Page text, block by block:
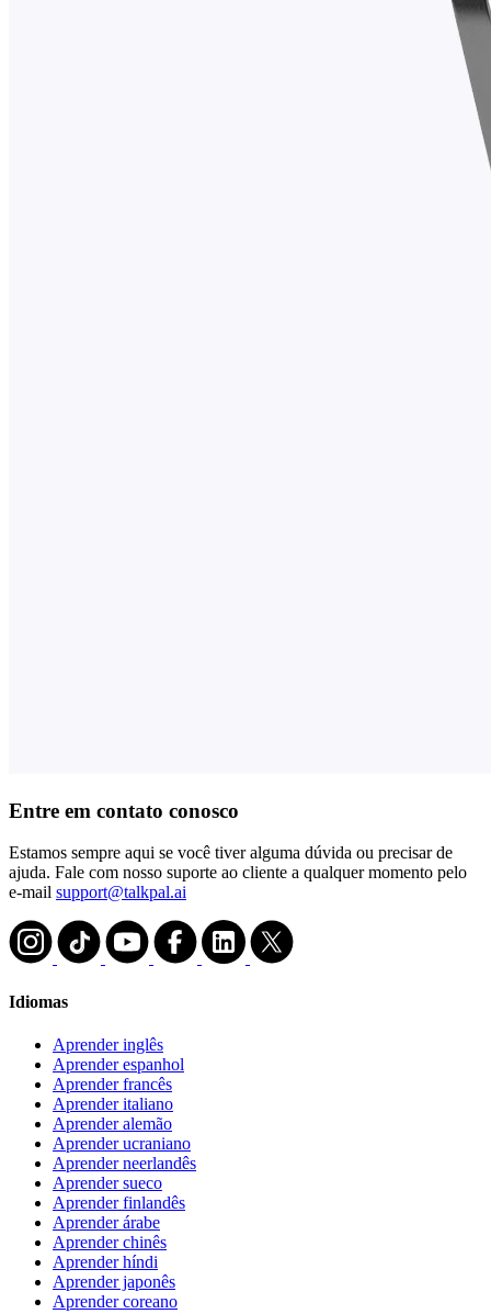
Entre em contato conosco
Estamos sempre aqui se você tiver alguma dúvida ou precisar de
ajuda. Fale com nosso suporte ao cliente a qualquer momento pelo
e-mail support@talkpal.ai
Idiomas
Aprender inglês
Aprender espanhol
Aprender francês
Aprender italiano
Aprender alemão
Aprender ucraniano
Aprender neerlandês
Aprender sueco
Aprender finlandês
Aprender árabe
Aprender chinês
Aprender híndi
Aprender japonês
Aprender coreano